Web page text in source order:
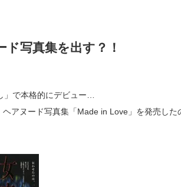
写真集を出す？！
で本格的にデビュー…
アヌード写真集「Made in Love」を発売した